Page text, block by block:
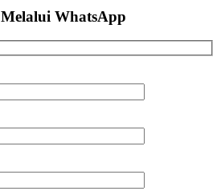
Melalui WhatsApp